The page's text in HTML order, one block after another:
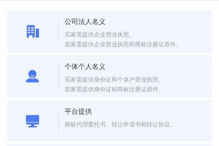
公司法人名义
买家需提供企业营业执照。
卖家需提供企业营业执照和商标注册证原件。
个体个人名义
买家需提供身份证和个体户营业执照。
卖家需提供身份证和商标注册证原件。
平台提供
商标代理委托书、转让申请书和转让协议。